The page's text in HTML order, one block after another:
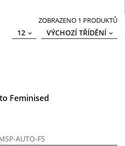
ZOBRAZENO 1 PRODUKTŮ
VÝCHOZÍ TŘÍDĚNÍ
12
Feminised
AUTO-F5